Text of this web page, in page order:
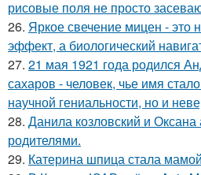
рисовые поля не просто
26. Яркое свечение мицен - это
эффект, а биологический
27. 21 мая 1921 года родился
сахаров - человек, чье имя
научной гениальности, но и
28. Данила козловский и
родителями.
29. Катерина шпица стала